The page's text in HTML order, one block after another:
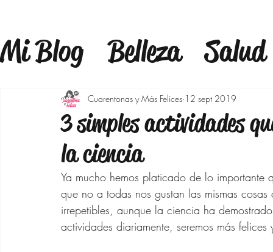
Mi Blog Belleza
Salud
Estilo
Mindfulness
Estilo de Vida
Maquillaje
Outfits 40
3 simples actividades
la ciencia
Cuarentonas y Más Felices 12 sept 2019
Ya mucho hemos platicado de lo importante
que no a todas nos gustan las mismas
irrepetibles, aunque la ciencia ha
actividades diariamente, seremos más